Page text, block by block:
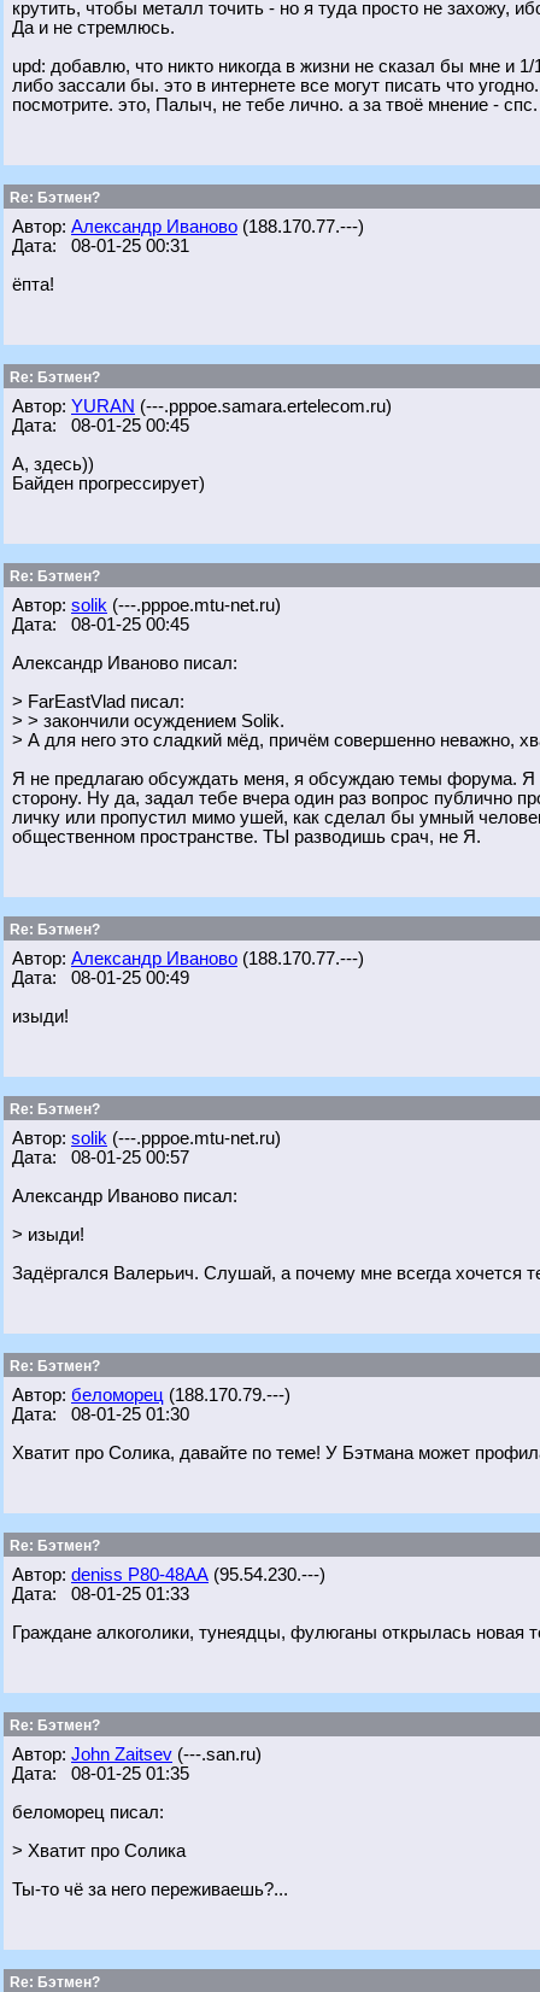
крутить, чтобы металл точить - но я туда просто не захожу,
Да и не стремлюсь.
upd: добавлю, что никто никогда в жизни не сказал бы мне и
либо зассали бы. это в интернете все могут писать что
посмотрите. это, Палыч, не тебе лично. а за твоё мнение - спс.
Re: Бэтмен?
Автор: Александр Иваново (188.170.77.---)
Дата: 08-01-25 00:31
ёпта!
Re: Бэтмен?
Автор: YURAN (---.pppoe.samara.ertelecom.ru)
Дата: 08-01-25 00:45
А, здесь))
Байден прогрессирует)
Re: Бэтмен?
Автор: solik (---.pppoe.mtu-net.ru)
Дата: 08-01-25 00:45
Александр Иваново писал:
> FarEastVlad писал:
> > закончили осуждением Solik.
> А для него это сладкий мёд, причём совершенно неважно,
Я не предлагаю обсуждать меня, я обсуждаю темы форума. Я
сторону. Ну да, задал тебе вчера один раз вопрос публично
личку или пропустил мимо ушей, как сделал бы умный
общественном пространстве. ТЫ разводишь срач, не Я.
Re: Бэтмен?
Автор: Александр Иваново (188.170.77.---)
Дата: 08-01-25 00:49
изыди!
Re: Бэтмен?
Автор: solik (---.pppoe.mtu-net.ru)
Дата: 08-01-25 00:57
Александр Иваново писал:
> изыди!
Задёргался Валерьич. Слушай, а почему мне всегда хочется
Re: Бэтмен?
Автор: беломорец (188.170.79.---)
Дата: 08-01-25 01:30
Хватит про Солика, давайте по теме! У Бэтмана может
Re: Бэтмен?
Автор: deniss Р80-48АА (95.54.230.---)
Дата: 08-01-25 01:33
Граждане алкоголики, тунеядцы, фулюганы открылась новая
Re: Бэтмен?
Автор: John Zaitsev (---.san.ru)
Дата: 08-01-25 01:35
беломорец писал:
> Хватит про Солика
Ты-то чё за него переживаешь?...
Re: Бэтмен?